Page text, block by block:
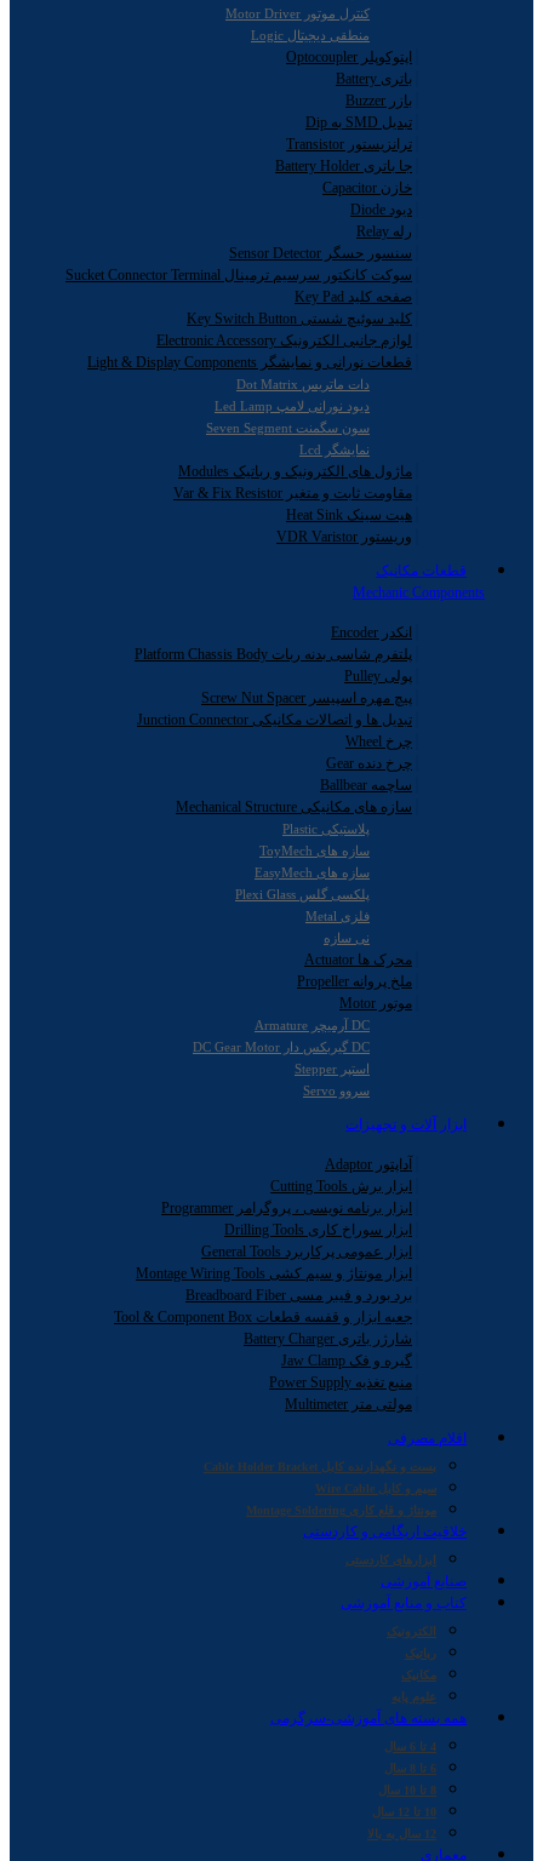
کنترل موتور Motor Driver
منطقی دیجیتال Logic
اپتوکوپلر Optocoupler
باتری Battery
بازر Buzzer
تبدیل SMD به Dip
ترانزیستور Transistor
جا باتری Battery Holder
خازن Capacitor
دیود Diode
رله Relay
سنسور حسگر Sensor Detector
سوکت کانکتور سرسیم ترمینال Sucket Connector Terminal
صفحه کلید Key Pad
کلید سوئیچ شستی Key Switch Button
لوازم جانبی الکترونیک Electronic Accessory
قطعات نورانی و نمایشگر Light & Display Components
دات ماتریس Dot Matrix
دیود نورانی لامپ Led Lamp
سون سگمنت Seven Segment
نمایشگر Lcd
ماژول های الکترونیک و رباتیک Modules
مقاومت ثابت و متغیر Var & Fix Resistor
هیت سینک Heat Sink
وریستور VDR Varistor
قطعات مکانیک
Mechanic Components
انکدر Encoder
پلتفرم شاسی بدنه ربات Platform Chassis Body
پولی Pulley
پیچ مهره اسپیسر Screw Nut Spacer
تبدیل ها و اتصالات مکانیکی Junction Connector
چرخ Wheel
چرخ دنده Gear
ساچمه Ballbear
سازه های مکانیکی Mechanical Structure
پلاستیکی Plastic
سازه های ToyMech
سازه های EasyMech
پلکسی گلس Plexi Glass
فلزی Metal
نی سازه
محرک ها Actuator
ملخ پروانه Propeller
موتور Motor
DC آرمیچر Armature
DC گیربکس دار DC Gear Motor
استپر Stepper
سروو Servo
ابزار آلات و تجهیزات
آداپتور Adaptor
ابزار برش Cutting Tools
ابزار برنامه نویسی ، پروگرامر Programmer
ابزار سوراخ کاری Drilling Tools
ابزار عمومی پرکاربرد General Tools
ابزار مونتاژ و سیم کشی Montage Wiring Tools
برد بورد و فیبر مسی Breadboard Fiber
جعبه ابزار و قفسه قطعات Tool & Component Box
شارژر باتری Battery Charger
گیره و فک Jaw Clamp
منبع تغذیه Power Supply
مولتی متر Multimeter
اقلام مصرفی
بست و نگهدارنده کابل Cable Holder Bracket
سیم و کابل Wire Cable
مونتاژ و قلع کاری Montage Soldering
خلاقیت اریگامی و کاردستی
ابزارهای کاردستی
صنایع آموزشی
کتاب و منابع آموزشی
الکترونیک
رباتیک
مکانیک
علوم پایه
همه بسته های آموزشی-سرگرمی
4 تا 6 سال
6 تا 8 سال
8 تا 10 سال
10 تا 12 سال
12 سال به بالا
معماری